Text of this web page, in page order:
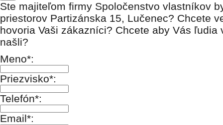
Ste majiteľom firmy Spoločenstvo vlastníkov
priestorov Partizánska 15, Lučenec? Chcete
hovoria Vaši zákazníci? Chcete aby Vás ľudia
našli?
Meno*:
Priezvisko*:
Telefón*:
Email*: